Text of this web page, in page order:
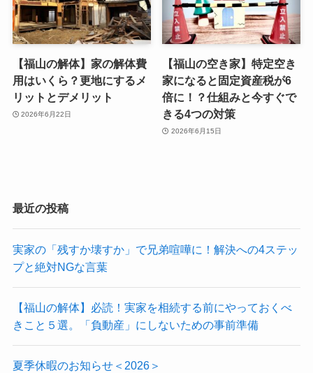
【福山の解体】家の解体費
用はいくら？更地にするメ
リットとデメリット
2026年6月22日
【福山の空き家】特定空き
家になると固定資産税が6
倍に！？仕組みと今すぐで
きる4つの対策
2026年6月15日
最近の投稿
実家の「残すか壊すか」で兄弟喧嘩に！解決への4ステッ
プと絶対NGな言葉
【福山の解体】必読！実家を相続する前にやっておくべ
きこと５選。「負動産」にしないための事前準備
夏季休暇のお知らせ＜2026＞